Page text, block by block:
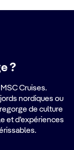
?
Cruises.
nordiques ou
de culture
et d’expériences